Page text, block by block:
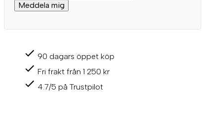
Meddela mig
90 dagars öppet köp
Fri frakt från 1 250 kr
4.7/5 på Trustpilot